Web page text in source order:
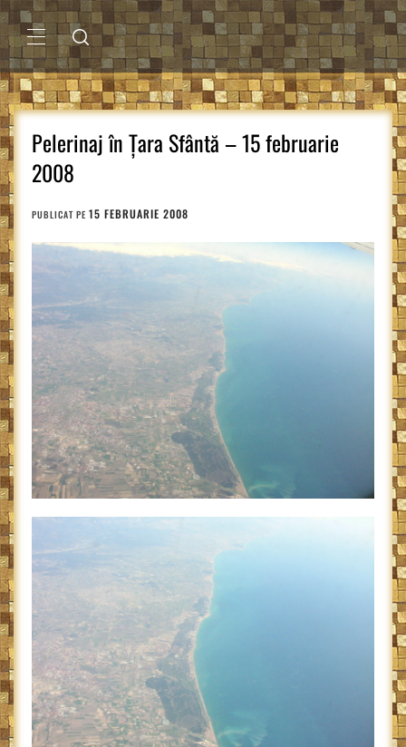
Sari
la
conținutMENIU
PRINCIPAL
Pelerinaj în Țara Sfântă – 15 februarie
2008
PUBLICAT PE 15 FEBRUARIE 2008